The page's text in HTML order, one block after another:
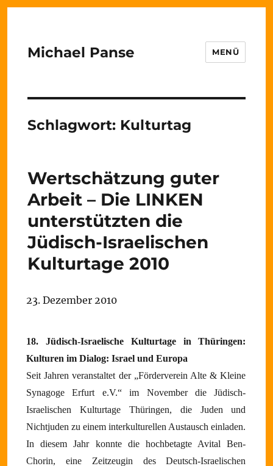
Michael Panse MENÜ
Schlagwort: Kulturtag
Wertschätzung guter
Arbeit – Die LINKEN
unterstützten die
Jüdisch-Israelischen
Kulturtage 2010
23. Dezember 2010
18. Jüdisch-Israelische Kulturtage in Thüringen:
Kulturen im Dialog: Israel und Europa
Seit Jahren veranstaltet der „Förderverein Alte & Kleine
Synagoge Erfurt e.V.“ im November die Jüdisch-
Israelischen Kulturtage Thüringen, die Juden und
Nichtjuden zu einem interkulturellen Austausch einladen.
In diesem Jahr konnte die hochbetagte Avital Ben-
Chorin, eine Zeitzeugin des Deutsch-Israelischen